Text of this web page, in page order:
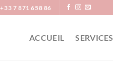
7 871 658 86
ACCUEIL SERVICES